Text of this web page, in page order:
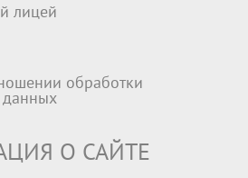
лицей
обработки
данных
О САЙТЕ